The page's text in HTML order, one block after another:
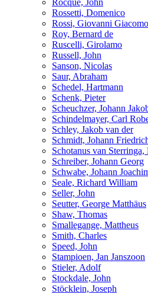
Rocque, John
Rossetti, Domenico
Rossi, Giovanni Giacomo
Roy, Bernard de
Ruscelli, Girolamo
Russell, John
Sanson, Nicolas
Saur, Abraham
Schedel, Hartmann
Schenk, Pieter
Scheuchzer, Johann
Schindelmayer, Carl
Schley, Jakob van der
Schmidt, Johann
Schotanus van Sterringa,
Schreiber, Johann Georg
Schwabe, Johann
Seale, Richard William
Seller, John
Seutter, George Matthäus
Shaw, Thomas
Smallegange, Mattheus
Smith, Charles
Speed, John
Stampioen, Jan Janszoon
Stieler, Adolf
Stockdale, John
Stöcklein, Joseph